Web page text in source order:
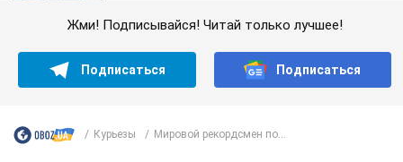
Жми! Подписывайся! Читай только лучшее!
Подписаться Подписаться
Курьезы Мировой рекордсмен по...